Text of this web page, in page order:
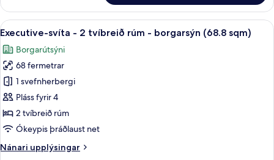
sqm)
herbergi
fyrir
tvo,
rúm
(Deluxe,
40.1
sqm)
Skoða
allar
myndir
fyrir
Executive-
svíta
-
2
tvíbreið
rúm
Executive-svíta - 2 tvíbreið rúm -
27
Executive-svíta - 2 tvíbreið rúm - borgarsýn (68.8 sqm)
Borgarútsýni
68 fermetrar
1 svefnherbergi
Pláss fyrir 4
2 tvíbreið rúm
Ókeypis þráðlaust net
Nánari upplýsingar
Nánari